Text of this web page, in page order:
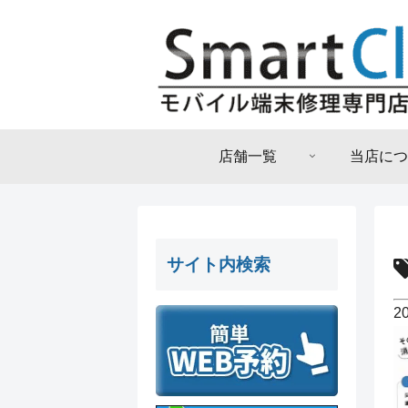
店舗一覧 当店に
サイト内検索